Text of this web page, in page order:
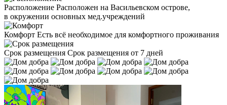
Расположение Расположен на Васильевском острове,
в окружении основных мед.учреждений
Комфорт Есть всё необходимое для комфортного проживания
Срок размещения Срок размещения от 7 дней